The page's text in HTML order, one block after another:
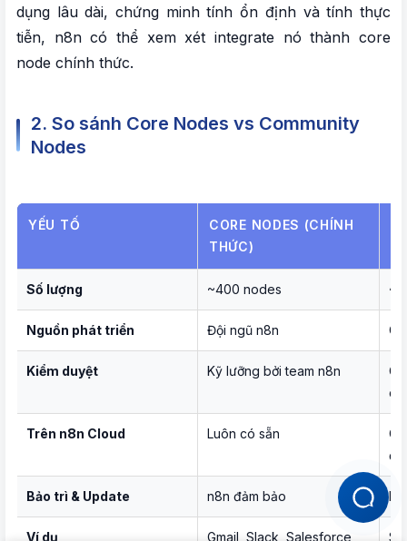
dụng lâu dài, chứng minh tính ổn định và tính thực
tiễn, n8n có thể xem xét integrate nó thành core
node chính thức.
2. So sánh Core Nodes vs Community
Nodes
YẾU TỐ
CORE NODES (CHÍNH
THỨC)
Số lượng ~400 nodes
Nguồn phát triển Đội ngũ n8n
Kiểm duyệt Kỹ lưỡng bởi team n8n
Trên n8n Cloud Luôn có sẵn
Bảo trì & Update n8n đảm bảo
Ví dụ Gmail, Slack, Salesforce,